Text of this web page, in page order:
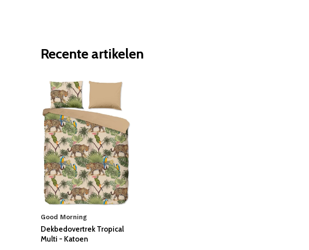
Recente artikelen
Good Morning
Dekbedovertrek Tropical
Multi - Katoen